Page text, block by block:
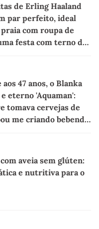
de Erling Haaland
par perfeito, ideal
com roupa de
festa com terno de
47 anos, o Blanka
eterno 'Aquaman':
tomava cervejas de
me criando bebendo
aveia sem glúten:
e nutritiva para o